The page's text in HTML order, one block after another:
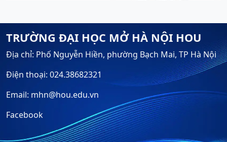
TRƯỜNG ĐẠI HỌC MỞ HÀ NỘI HOU
Địa chỉ: Phố Nguyễn Hiền, phường Bạch Mai, TP Hà Nội
Điện thoại: 024.38682321
Email: mhn@hou.edu.vn
Facebook